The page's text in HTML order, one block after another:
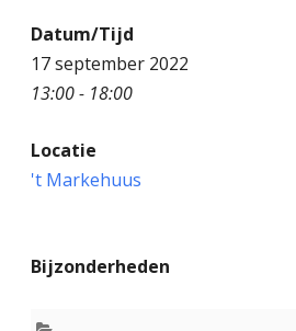
o
n
Datum/Tijd
17 september 2022
13:00 - 18:00
Locatie
't Markehuus
Bijzonderheden